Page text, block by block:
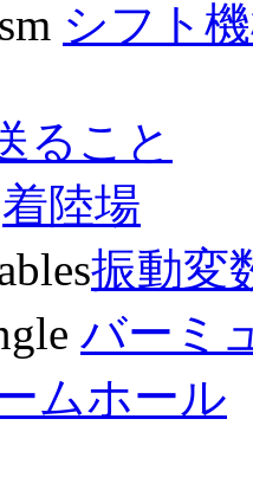
シフト
ること
着陸場
振動変
バーミ
ムホール